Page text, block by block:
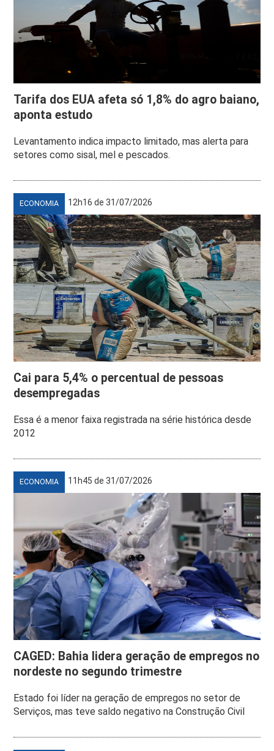
Tarifa dos EUA afeta só 1,8% do agro baiano,
aponta estudo
Levantamento indica impacto limitado, mas alerta para
setores como sisal, mel e pescados.
ECONOMIA 12h16 de 31/07/2026
Cai para 5,4% o percentual de pessoas
desempregadas
Essa é a menor faixa registrada na série histórica desde
2012
ECONOMIA 11h45 de 31/07/2026
CAGED: Bahia lidera geração de empregos no
nordeste no segundo trimestre
Estado foi líder na geração de empregos no setor de
Serviços, mas teve saldo negativo na Construção Civil